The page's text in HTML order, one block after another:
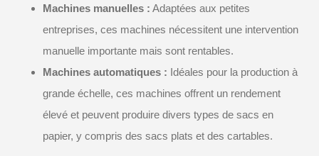
Machines manuelles : Adaptées aux petites
entreprises, ces machines nécessitent une intervention
manuelle importante mais sont rentables.
Machines automatiques : Idéales pour la production à
grande échelle, ces machines offrent un rendement
élevé et peuvent produire divers types de sacs en
papier, y compris des sacs plats et des cartables.